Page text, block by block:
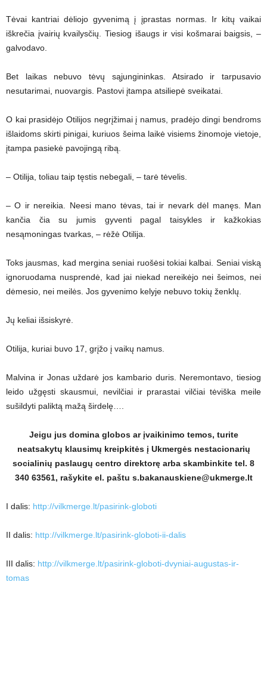
Tėvai kantriai dėliojo gyvenimą į įprastas normas. Ir kitų vaikai
iškrečia įvairių kvailysčių. Tiesiog išaugs ir visi košmarai baigsis, –
galvodavo.
Bet laikas nebuvo tėvų sąjungininkas. Atsirado ir tarpusavio
nesutarimai, nuovargis. Pastovi įtampa atsiliepė sveikatai.
O kai prasidėjo Otilijos negrįžimai į namus, pradėjo dingi bendroms
išlaidoms skirti pinigai, kuriuos šeima laikė visiems žinomoje vietoje,
įtampa pasiekė pavojingą ribą.
– Otilija, toliau taip tęstis nebegali, – tarė tėvelis.
– O ir nereikia. Neesi mano tėvas, tai ir nevark dėl manęs. Man
kančia čia su jumis gyventi pagal taisykles ir kažkokias
nesąmoningas tvarkas, – rėžė Otilija.
Toks jausmas, kad mergina seniai ruošėsi tokiai kalbai. Seniai viską
ignoruodama nusprendė, kad jai niekad nereikėjo nei šeimos, nei
dėmesio, nei meilės. Jos gyvenimo kelyje nebuvo tokių ženklų.
Jų keliai išsiskyrė.
Otilija, kuriai buvo 17, grįžo į vaikų namus.
Malvina ir Jonas uždarė jos kambario duris. Neremontavo, tiesiog
leido užgęsti skausmui, nevilčiai ir prarastai vilčiai tėviška meile
sušildyti paliktą mažą širdelę….
Jeigu jus domina globos ar įvaikinimo temos, turite
neatsakytų klausimų kreipkitės į Ukmergės nestacionarių
socialinių paslaugų centro direktorę arba skambinkite tel. 8
340 63561, rašykite el. paštu s.bakanauskiene@ukmerge.lt
I dalis: http://vilkmerge.lt/pasirink-globoti
II dalis: http://vilkmerge.lt/pasirink-globoti-ii-dalis
III dalis: http://vilkmerge.lt/pasirink-globoti-dvyniai-augustas-ir-
tomas